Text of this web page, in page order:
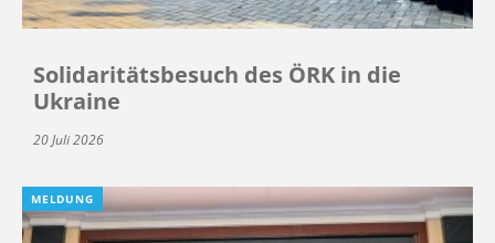
Solidaritätsbesuch des ÖRK in die
Ukraine
20 Juli 2026
MELDUNG